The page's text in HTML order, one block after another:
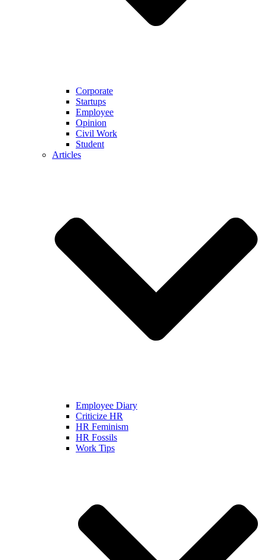
Corporate
Startups
Employee
Opinion
Civil Work
Student
Articles
Employee Diary
Criticize HR
HR Feminism
HR Fossils
Work Tips